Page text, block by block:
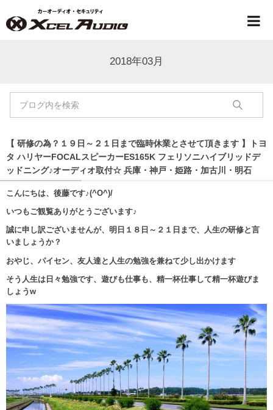
2018年03月
【 研修の為？１９日～２１日まで臨時休業とさせて頂きます 】トヨ
タ ハリヤーFOCALスピーカーES165K フェリソニハイブリッドデ
ッドニング♪オーディオ取付☆ 兵庫・神戸・姫路・加古川・明石
こんにちは、後藤です♪(^O^)/
いつもご観覧ありがとうございます♪
誠に申し訳ございませんが、明日１８日～２１日まで、人生の研修と言
いましょうか？
おやじ、パイセン、友人達と人生の勉強を兼ねて少し出かけます
そう人生は日々勉強です、遊びも仕事も、精一杯仕事して精一杯遊びま
しょうw